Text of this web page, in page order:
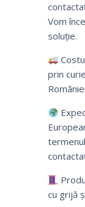
Vom
soluție.
prin
cu grijă